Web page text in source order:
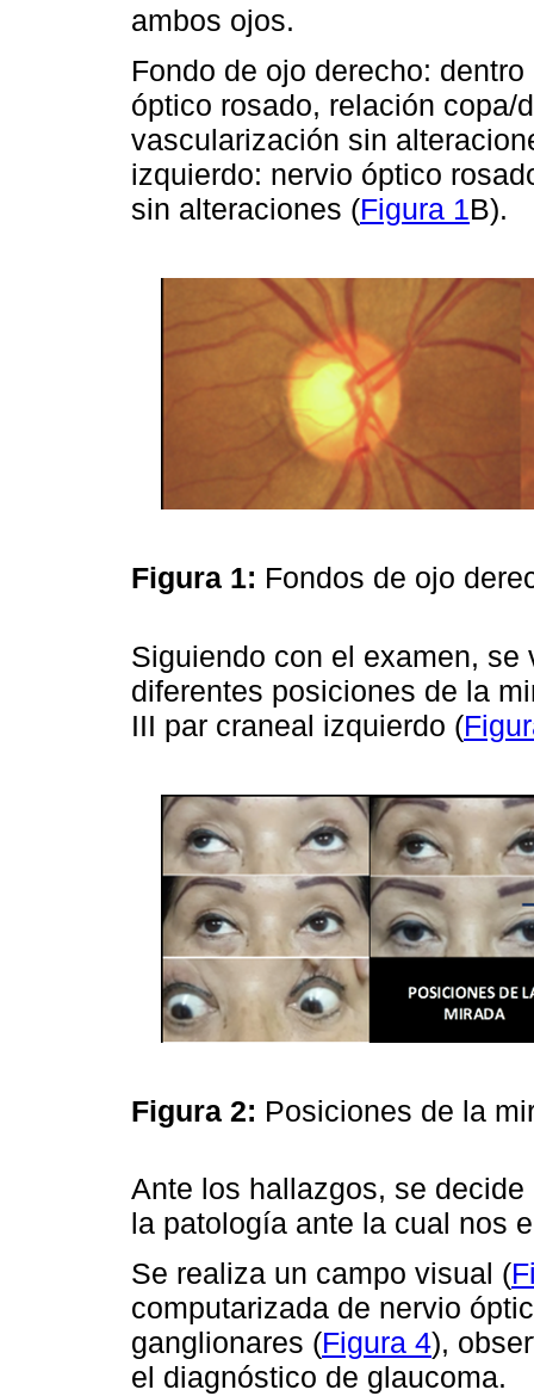
ambos ojos.
Fondo de ojo derecho:
óptico rosado, relación copa/
vascularización sin
izquierdo: nervio óptico
sin alteraciones (Figura 1B).
Figura 1: Fondos de ojo
Siguiendo con el examen,
diferentes posiciones de la
III par craneal izquierdo (
Figura 2: Posiciones de la
Ante los hallazgos, se
la patología ante la cual nos
Se realiza un campo visual (
computarizada de nervio
ganglionares (Figura 4),
el diagnóstico de glaucoma.